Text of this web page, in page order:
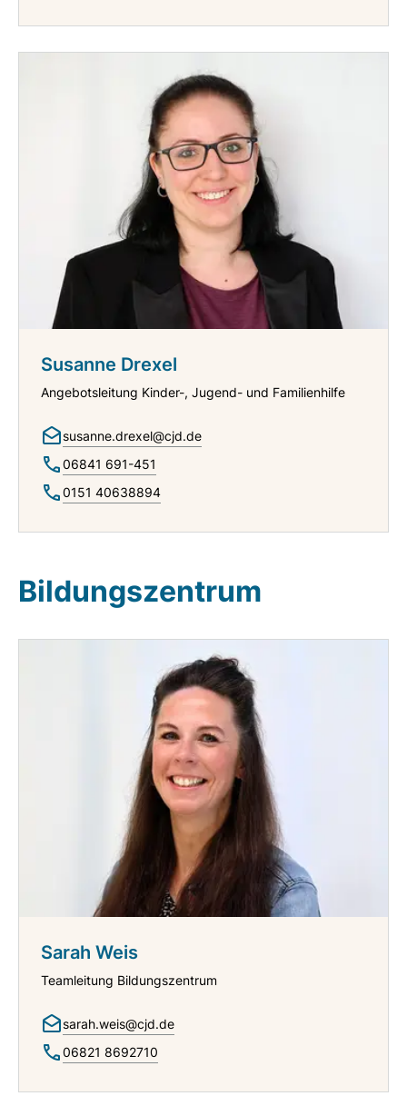
Susanne Drexel
Angebotsleitung Kinder-, Jugend- und Familienhilfe
susanne.drexel@cjd.de
06841 691-451
0151 40638894
Bildungszentrum
Sarah Weis
Teamleitung Bildungszentrum
sarah.weis@cjd.de
06821 8692710